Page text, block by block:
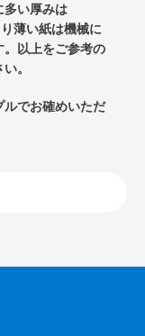
多い厚みは
薄い紙は機械に
。以上をご参考の
。
でお確めいただ